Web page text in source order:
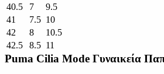
40.5
7
9.5
41
7.5 10
42
8
10.5
42.5
8.5 11
Puma Cilia Mode Γυναικεία